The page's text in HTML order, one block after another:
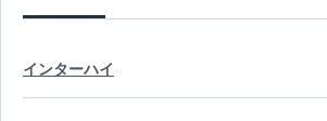
インターハイ